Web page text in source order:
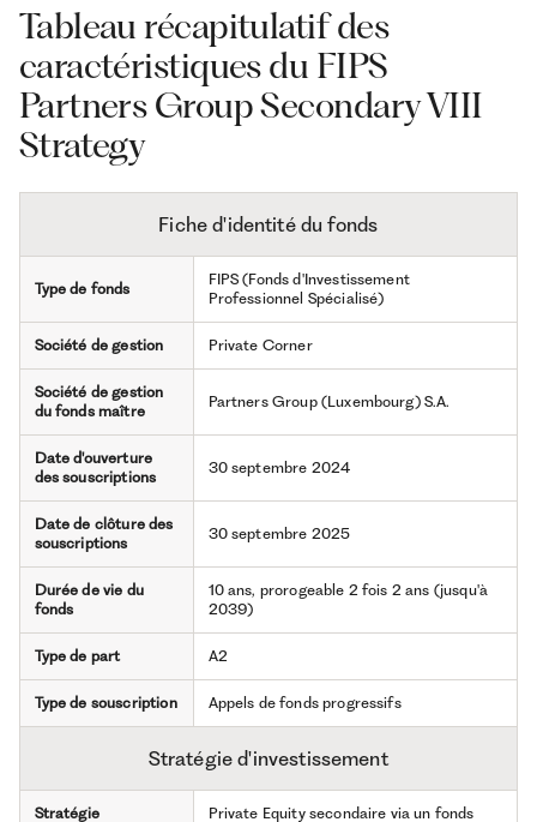
Tableau récapitulatif des
caractéristiques du FIPS
Partners Group Secondary VIII
Strategy
Fiche d'identité du fonds
Type de fonds
FIPS (Fonds d'Investissement
Professionnel Spécialisé)
Société de gestion Private Corner
Société de gestion
du fonds maître
Partners Group (Luxembourg) S.A.
Date d'ouverture
des souscriptions
30 septembre 2024
Date de clôture des
souscriptions
30 septembre 2025
Durée de vie du
fonds
10 ans, prorogeable 2 fois 2 ans (jusqu'à
2039)
Type de part A2
Type de souscription Appels de fonds progressifs
Stratégie d'investissement
Stratégie Private Equity secondaire via un fonds